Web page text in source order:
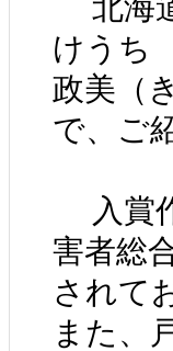
北海
けうち
政美（
で、ご
入賞
害者総
されて
また、